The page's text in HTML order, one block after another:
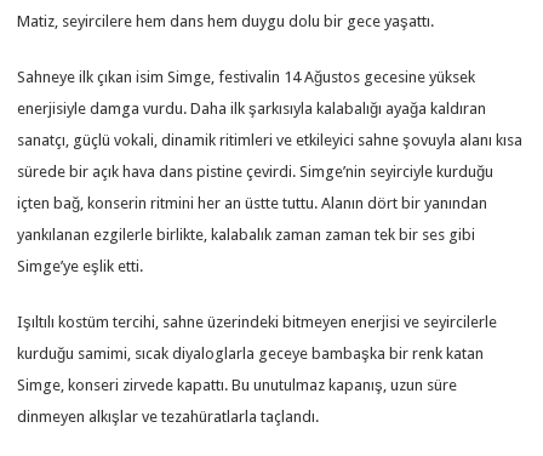
Matiz, seyircilere hem dans hem duygu dolu bir gece yaşattı.
Sahneye ilk çıkan isim Simge, festivalin 14 Ağustos gecesine yüksek
enerjisiyle damga vurdu. Daha ilk şarkısıyla kalabalığı ayağa kaldıran
sanatçı, güçlü vokali, dinamik ritimleri ve etkileyici sahne şovuyla alanı kısa
sürede bir açık hava dans pistine çevirdi. Simge’nin seyirciyle kurduğu
içten bağ, konserin ritmini her an üstte tuttu. Alanın dört bir yanından
yankılanan ezgilerle birlikte, kalabalık zaman zaman tek bir ses gibi
Simge’ye eşlik etti.
Işıltılı kostüm tercihi, sahne üzerindeki bitmeyen enerjisi ve seyircilerle
kurduğu samimi, sıcak diyaloglarla geceye bambaşka bir renk katan
Simge, konseri zirvede kapattı. Bu unutulmaz kapanış, uzun süre
dinmeyen alkışlar ve tezahüratlarla taçlandı.